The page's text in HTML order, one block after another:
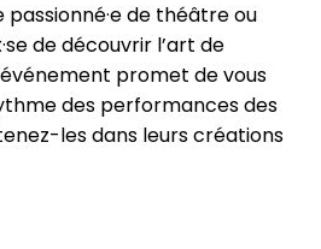
passionné·e de théâtre ou
de découvrir l’art de
promet de vous
des performances des
les dans leurs créations